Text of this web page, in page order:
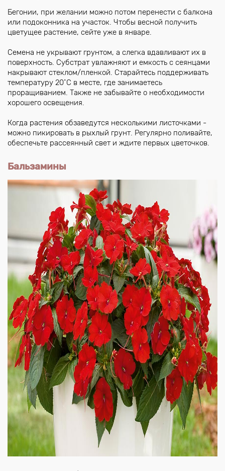
Бегонии, при желании можно потом перенести с балкона
или подоконника на участок. Чтобы весной получить
цветущее растение, сейте уже в январе.
Семена не укрывают грунтом, а слегка вдавливают их в
поверхность. Субстрат увлажняют и емкость с сеянцами
накрывают стеклом/пленкой. Старайтесь поддерживать
температуру 20˚С в месте, где занимаетесь
проращиванием. Также не забывайте о необходимости
хорошего освещения.
Когда растения обзаведутся несколькими листочками -
можно пикировать в рыхлый грунт. Регулярно поливайте,
обеспечьте рассеянный свет и ждите первых цветочков.
Бальзамины